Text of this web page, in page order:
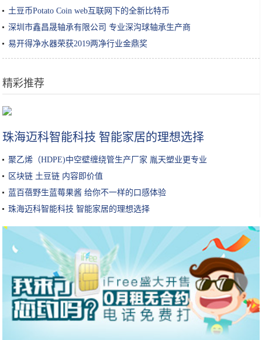
土豆币Potato Coin web互联网下的全新比特币
深圳市鑫昌晟轴承有限公司 专业深沟球轴承生产商
易开得净水器荣获2019两净行业金鼎奖
精彩推荐
珠海迈科智能科技 智能家居的理想选择
聚乙烯（HDPE)中空壁缠绕管生产厂家 胤天塑业更专业
区块链 土豆链 内容即价值
蓝百蓓野生蓝莓果酱 给你不一样的口感体验
珠海迈科智能科技 智能家居的理想选择